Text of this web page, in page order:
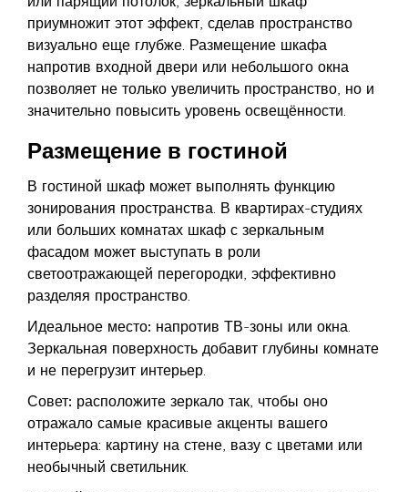
приумножит этот эффект, сделав пространство
визуально еще глубже. Размещение шкафа
напротив входной двери или небольшого окна
позволяет не только увеличить пространство, но и
значительно повысить уровень освещённости.
Размещение в гостиной
В гостиной шкаф может выполнять функцию
зонирования пространства. В квартирах-студиях
или больших комнатах шкаф с зеркальным
фасадом может выступать в роли
светоотражающей перегородки, эффективно
разделяя пространство.
Идеальное место: напротив ТВ-зоны или окна.
Зеркальная поверхность добавит глубины комнате
и не перегрузит интерьер.
Совет: расположите зеркало так, чтобы оно
отражало самые красивые акценты вашего
интерьера: картину на стене, вазу с цветами или
необычный светильник.